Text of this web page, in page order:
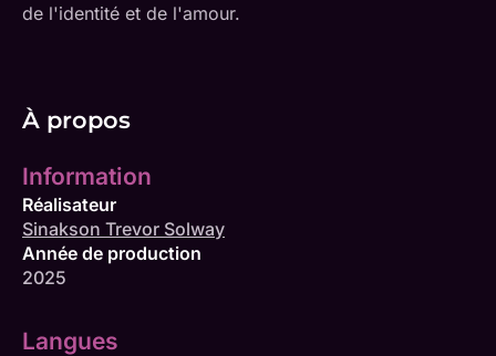
de l'identité et de l'amour.
À propos
Information
Réalisateur
Sinakson Trevor Solway
Année de production
2025
Langues